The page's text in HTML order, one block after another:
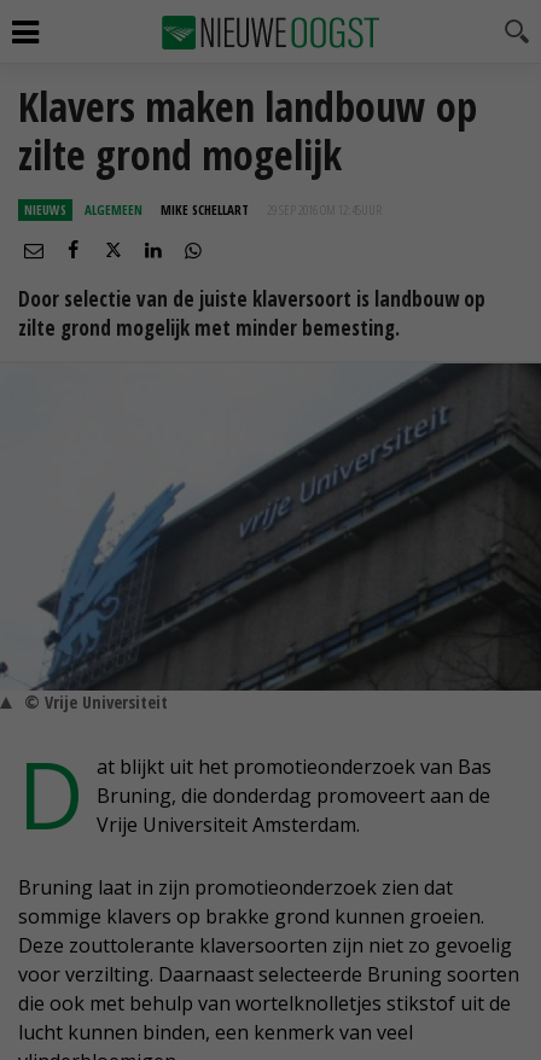
Klavers maken landbouw op
zilte grond mogelijk
NIEUWS ALGEMEEN MIKE SCHELLART 29 SEP 2016 OM 12:45
Door selectie van de juiste klaversoort is landbouw op
zilte grond mogelijk met minder bemesting.
© Vrije Universiteit
D
at blijkt uit het promotieonderzoek van Bas
Bruning, die donderdag promoveert aan de
Vrije Universiteit Amsterdam.
Bruning laat in zijn promotieonderzoek zien dat
sommige klavers op brakke grond kunnen groeien.
Deze zouttolerante klaversoorten zijn niet zo gevoelig
voor verzilting. Daarnaast selecteerde Bruning soorten
die ook met behulp van wortelknolletjes stikstof uit de
lucht kunnen binden, een kenmerk van veel